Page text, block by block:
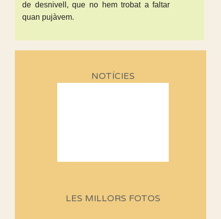
de desnivell, que no hem trobat a faltar
quan pujàvem.
NOTÍCIES
programació d'aquest any
LES MILLORS FOTOS